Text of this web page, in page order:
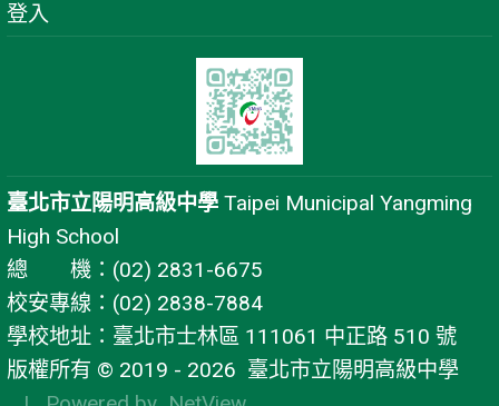
登入
臺北市立陽明高級中學 Taipei Municipal Yangming
High School
總 機：(02) 2831-6675
校安專線：(02) 2838-7884
學校地址：臺北市士林區 111061 中正路 510 號
版權所有 © 2019 - 2026 臺北市立陽明高級中學